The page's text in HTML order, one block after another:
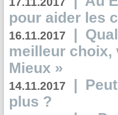
pour aider les
16.11.2017 |
meilleur choix,
Mieux »
14.11.2017 |
plus ?